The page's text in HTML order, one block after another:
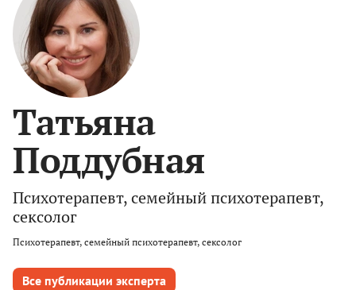
Татьяна
Поддубная
Психотерапевт, семейный психотерапевт,
сексолог
Психотерапевт, семейный психотерапевт, сексолог
Все публикации эксперта